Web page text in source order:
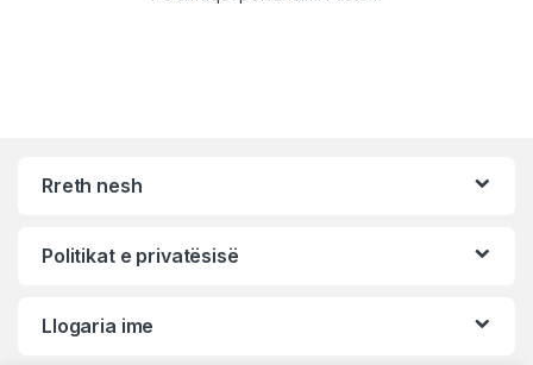
Rreth nesh
Politikat e privatësisë
Llogaria ime